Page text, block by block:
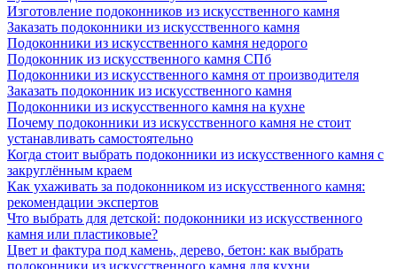
Изготовление подоконников из искусственного камня
Заказать подоконники из искусственного камня
Подоконники из искусственного камня недорого
Подоконник из искусственного камня СПб
Подоконники из искусственного камня от производителя
Заказать подоконник из искусственного камня
Подоконники из искусственного камня на кухне
Почему подоконники из искусственного камня не стоит
устанавливать самостоятельно
Когда стоит выбрать подоконники из искусственного камня с
закруглённым краем
Как ухаживать за подоконником из искусственного камня:
рекомендации экспертов
Что выбрать для детской: подоконники из искусственного
камня или пластиковые?
Цвет и фактура под камень, дерево, бетон: как выбрать
подоконники из искусственного камня для кухни